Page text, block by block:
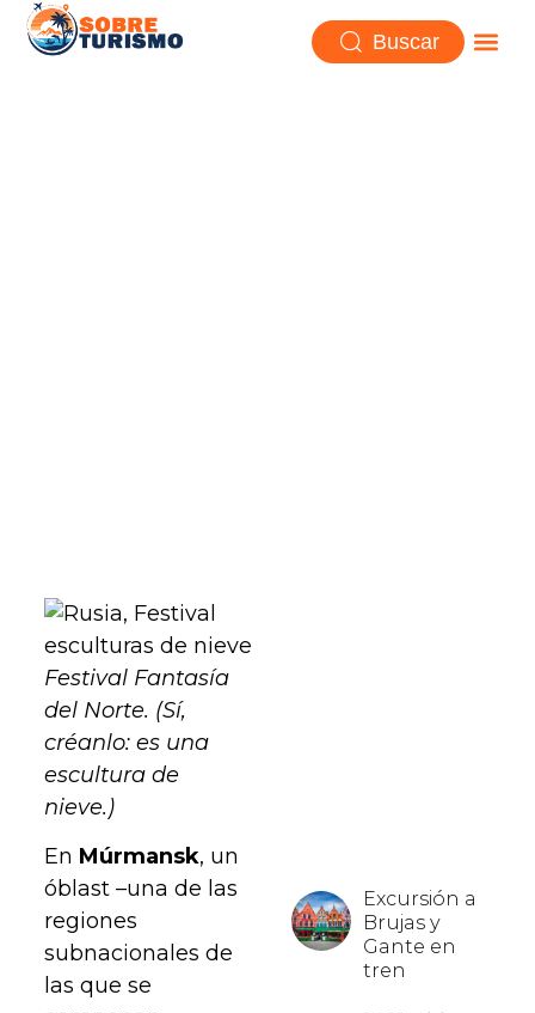
Buscar
Festival Fantasía
del Norte. (Sí,
créanlo: es una
escultura de
nieve.)
En Múrmansk, un
óblast –una de las
regiones
subnacionales de
las que se